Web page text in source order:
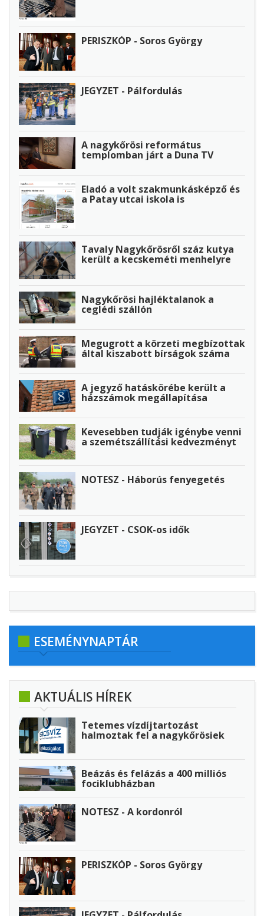
PERISZKÓP - Soros György
JEGYZET - Pálfordulás
A nagykőrösi református
templomban járt a Duna TV
Eladó a volt szakmunkásképző és
a Patay utcai iskola is
Tavaly Nagykőrösről száz kutya
került a kecskeméti menhelyre
Nagykőrösi hajléktalanok a
ceglédi szállón
Megugrott a körzeti megbízottak
által kiszabott bírságok száma
A jegyző hatáskörébe került a
házszámok megállapítása
Kevesebben tudják igénybe venni
a szemétszállítási kedvezményt
NOTESZ - Háborús fenyegetés
JEGYZET - CSOK-os idők
ESEMÉNYNAPTÁR
AKTUÁLIS HÍREK
Tetemes vízdíjtartozást
halmoztak fel a nagykőrösiek
Beázás és felázás a 400 milliós
fociklubházban
NOTESZ - A kordonról
PERISZKÓP - Soros György